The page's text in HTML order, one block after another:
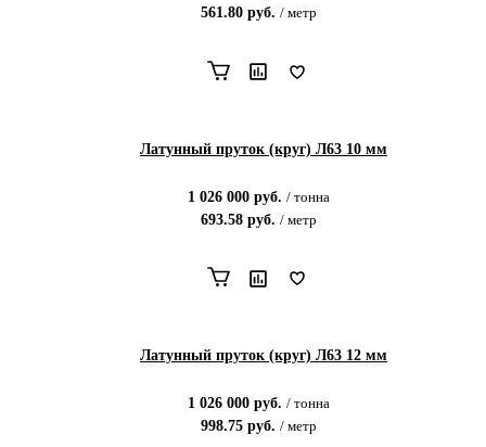
561.80руб. / метр
Латунный пруток (круг) Л63 10 мм
1 026 000руб. / тонна
693.58руб. / метр
Латунный пруток (круг) Л63 12 мм
1 026 000руб. / тонна
998.75руб. / метр